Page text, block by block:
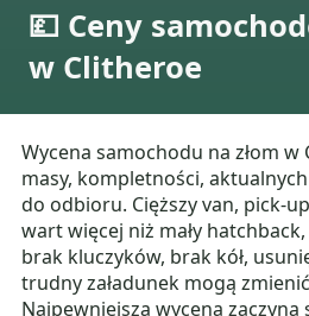
💷 Ceny
w Clitheroe
Wycena samochodu na złom w
masy, kompletności,
do odbioru. Cięższy van, pick-
wart więcej niż mały
brak kluczyków, brak kół,
trudny załadunek mogą
Najpewniejsza wycena